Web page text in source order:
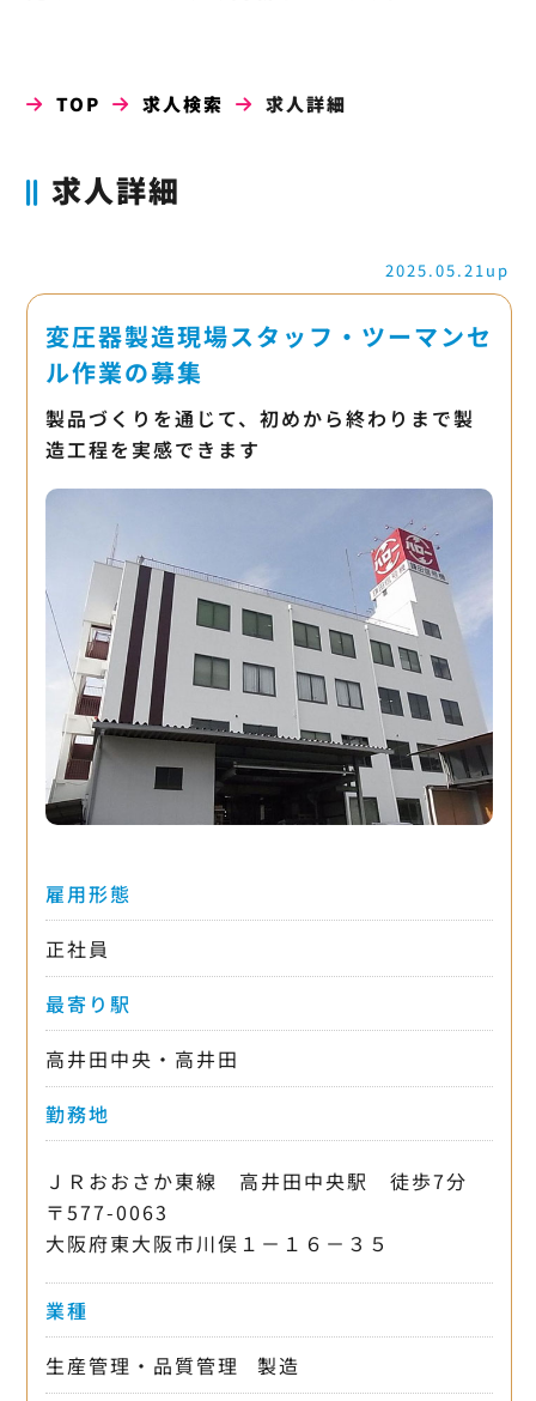
TOP 求人検索 求人詳細
求人詳細
2025.05.21up
変圧器製造現場スタッフ・ツーマンセ
ル作業の募集
製品づくりを通じて、初めから終わりまで製
造工程を実感できます
雇用形態
正社員
最寄り駅
高井田中央・高井田
勤務地
ＪＲおおさか東線 高井田中央駅 徒歩7分
〒577-0063
大阪府東大阪市川俣１－１６－３５
業種
生産管理・品質管理
製造